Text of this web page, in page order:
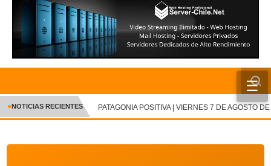
☰
INICIO
CRÓNICA
NOTICIAS RECIENTES PATAGONIA POSITIVA | VIERNES 7 DE AGOSTO DE